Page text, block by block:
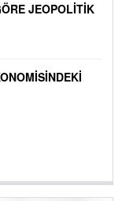
JEOPOLİTİK